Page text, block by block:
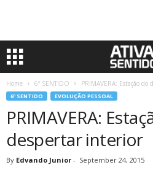
Home 6º SENTIDO PRIMAVERA: Estação
6º SENTIDO EVOLUÇÃO PESSOAL
PRIMAVERA:
despertar interior
By Edvando Junior - September 24, 2015